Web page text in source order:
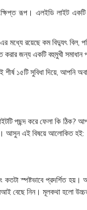
এলইডি লাইট একটি সহজ,
রয়েছে কম বিদ্যুৎ বিল,
জন্য একটি বহুমুখী সমাধান
১৫টি সুবিধা দিয়ে,
পছন্দ করে ফেলা কি ঠিক?
আসুন এই বিষয়ে আলোকিত হই:
স্পষ্টভাবে প্রদর্শিত
বেছে নিন। মূলকথা হলো